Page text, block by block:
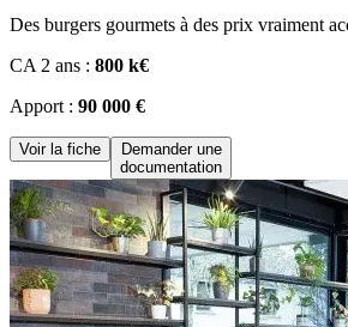
Des burgers gourmets à des prix vraiment
CA 2 ans : 800 k€
Apport : 90 000 €
Voir la fiche
Demander une
documentation